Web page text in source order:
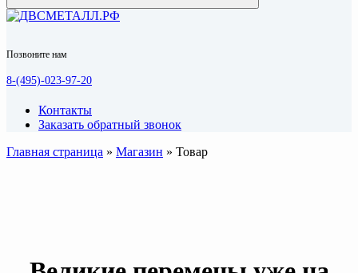
Позвоните нам
8-(495)-023-97-20
Контакты
Заказать обратный звонок
Главная страница » Магазин » Товар